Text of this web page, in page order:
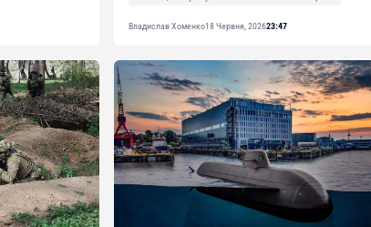
Владислав Хоменко18 Червня, 202623:47